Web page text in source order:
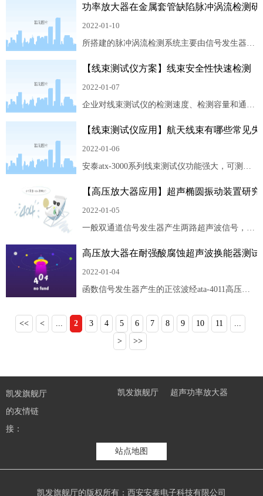
质时，声波会对介质做功，故声波能量被该介质
吸收转化为热能，从而引起了介质温度与体积的
变化。
功率放大器在金属套管缺陷脉冲涡流检测
2022-01-10
所搭建的脉冲涡流检测系统主要由信号发生器、
探头和被测套管组成。检测探头中的激励线圈在
通入诸如方波的暂态激励电流后产生一级磁场
(线圈磁场)，该磁场在被测金属管件内部感应出
其方向与一级磁场相反，且抑制一级磁场的改
【线束测试仪方案】线束安全性快速检测
2022-01-07
企业对线束测试仪的检测速度、检测容量和通用
自学习功能，并且检测容量大、操作简单、成本
低的线束自动测试设备具有十分重要的意义。
【线束测试仪应用】航天线束有哪些常见
2022-01-06
安泰atx-3000系列线束测试仪功能强大，可测试
的剔除短路、断路、误配线等不合格产品，可以
说是一机功能顶所有，其还自带数据对比分析、
自动记录测试报告、智能化测试软件、大型数
【高压放大器应用】超声椭圆振动装置研究
2022-01-05
一般双通道信号发生器产生两路超声波信号，经
生器输出的信号功率、幅值较低，所以需要经高
压放大器将信号放大后才能驱动振动系统。
高压放大器在耐强酸腐蚀超声波换能器测试
2022-01-04
函数信号发生器产生的正弦波经ata-4011高压放
感器测试电信号强度成正比，因此，统一用自制
高灵敏度复合振子压电传感器测量所得电压代替
声场强度进行比较分析。
<< < ... 2 3 4 5 6 7 8 9 10 11
...
>
>>
凯发旗舰厅
的友情链
接：
凯发旗舰厅
超声功率放大器
站点地图
凯发旗舰厅的版权所有：西安安泰电子科技有限公司